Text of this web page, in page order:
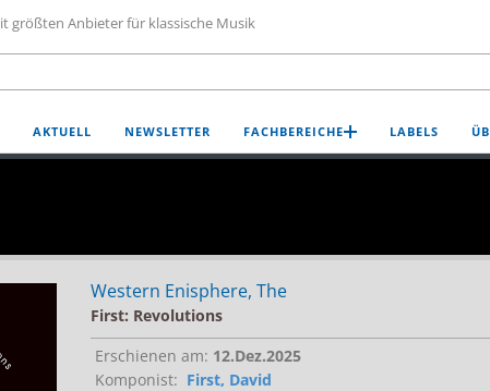
größten Anbieter für klassische Musik
AKTUELL NEWSLETTER FACHBEREICHE LABELS
Western Enisphere, The
First: Revolutions
Erschienen am: 12.Dez.2025
Komponist: First, David